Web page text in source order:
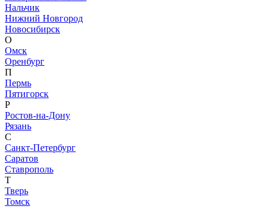
Нальчик
Нижний Новгород
Новосибирск
О
Омск
Оренбург
П
Пермь
Пятигорск
Р
Ростов-на-Дону
Рязань
С
Санкт-Петербург
Саратов
Ставрополь
Т
Тверь
Томск